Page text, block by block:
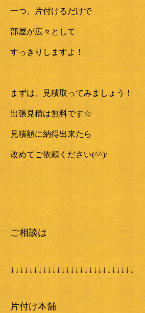
一つ、片付けるだけで
部屋が広々として
すっきりしますよ！
まずは、見積取ってみましょう！
出張見積は無料です☆
見積額に納得出来たら
改めてご依頼ください(^^)/
ご相談は
↓↓↓↓↓↓↓↓↓↓↓↓↓↓↓↓↓↓↓↓↓↓↓↓↓↓↓
片付け本舗